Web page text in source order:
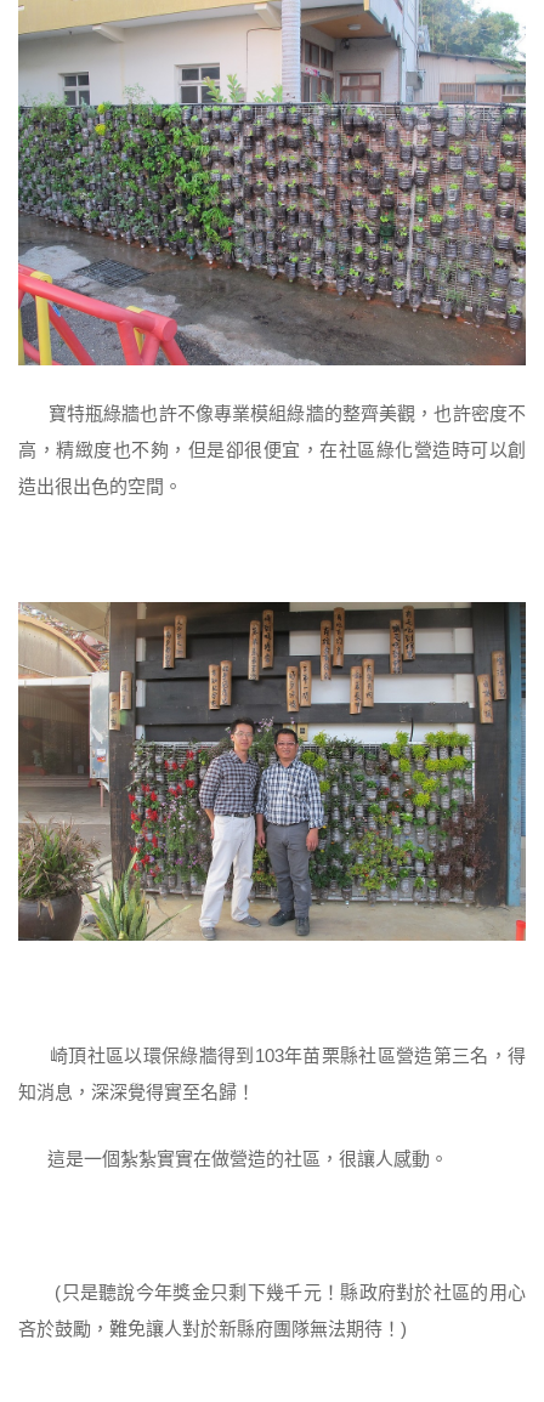
寶特瓶綠牆也許不像專業模組綠牆的整齊美觀，也許密度不
高，精緻度也不夠，但是卻很便宜，在社區綠化營造時可以創
造出很出色的空間。
崎頂社區以環保綠牆得到103年苗栗縣社區營造第三名，得
知消息，深深覺得實至名歸！
這是一個紮紮實實在做營造的社區，很讓人感動。
(只是聽說今年獎金只剩下幾千元！縣政府對於社區的用心
吝於鼓勵，難免讓人對於新縣府團隊無法期待！)